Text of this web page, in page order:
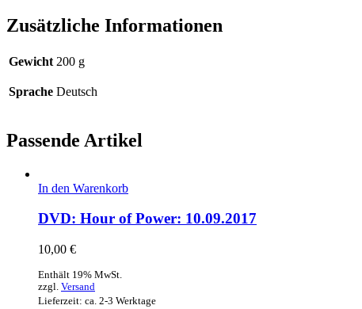
Zusätzliche Informationen
Gewicht 200 g
Sprache Deutsch
Passende Artikel
In den Warenkorb
DVD: Hour of Power: 10.09.2017
10,00 €
Enthält 19% MwSt.
zzgl. Versand
Lieferzeit: ca. 2-3 Werktage